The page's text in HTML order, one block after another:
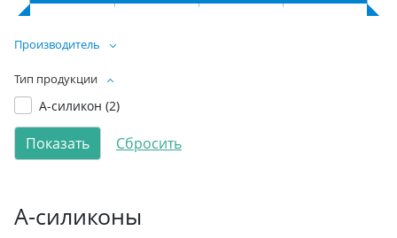
Производитель
Тип продукции
А-силикон (2)
А-силиконы